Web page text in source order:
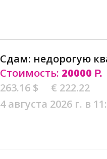
Сдам: недорогую
Стоимость: 20000 Р.
263.16 $
€ 222.22
4 августа 2026 г. в